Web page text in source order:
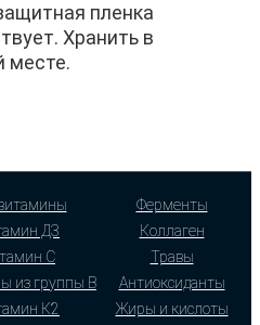
пленка
Хранить в
месте.
Д3
С
из группы В
К2
Ферменты
Коллаген
Травы
Антиоксиданты
Жиры и кислоты